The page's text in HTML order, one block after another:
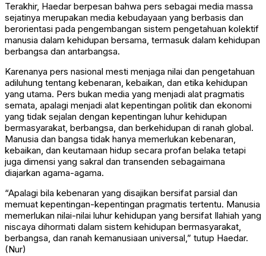
Terakhir, Haedar berpesan bahwa pers sebagai media massa
sejatinya merupakan media kebudayaan yang berbasis dan
berorientasi pada pengembangan sistem pengetahuan kolektif
manusia dalam kehidupan bersama, termasuk dalam kehidupan
berbangsa dan antarbangsa.
Karenanya pers nasional mesti menjaga nilai dan pengetahuan
adiluhung tentang kebenaran, kebaikan, dan etika kehidupan
yang utama. Pers bukan media yang menjadi alat pragmatis
semata, apalagi menjadi alat kepentingan politik dan ekonomi
yang tidak sejalan dengan kepentingan luhur kehidupan
bermasyarakat, berbangsa, dan berkehidupan di ranah global.
Manusia dan bangsa tidak hanya memerlukan kebenaran,
kebaikan, dan keutamaan hidup secara profan belaka tetapi
juga dimensi yang sakral dan transenden sebagaimana
diajarkan agama-agama.
“Apalagi bila kebenaran yang disajikan bersifat parsial dan
memuat kepentingan-kepentingan pragmatis tertentu. Manusia
memerlukan nilai-nilai luhur kehidupan yang bersifat Ilahiah yang
niscaya dihormati dalam sistem kehidupan bermasyarakat,
berbangsa, dan ranah kemanusiaan universal,” tutup Haedar.
(Nur)